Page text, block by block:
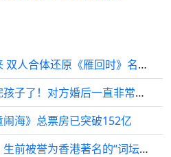
陈都灵无实物壁咚辛云来 双人合体还原《雁回时》名场面
刘江爆料黄翠如已经生完孩子了！对方婚后一直非常想要小孩
海》总票房已突破152亿
著名作词人卢国沾去世，生前被誉为香港著名的“词坛三宗匠”